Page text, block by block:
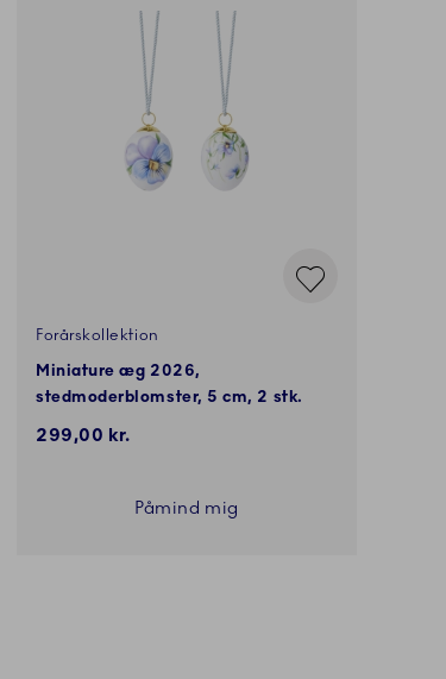
Forårskollektion
Miniature æg 2026,
stedmoderblomster, 5 cm, 2 stk.
299,00 kr.
Påmind mig